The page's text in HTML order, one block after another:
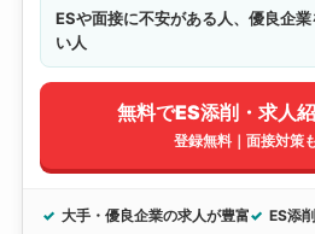
ESや面接に不安がある人、優良企
い人
無料でES添削・求人
登録無料｜面接対策
大手・優良企業の求人が豊富
ES添